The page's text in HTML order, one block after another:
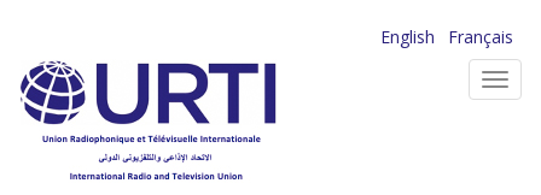
contenu
principal
English
Français